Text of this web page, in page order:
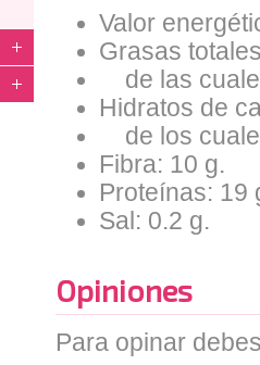
Valor
Grasas
de las
Hidratos de
de los
Fibra: 10 g.
Proteínas: 19
Sal: 0.2 g.
Opiniones
Para opinar